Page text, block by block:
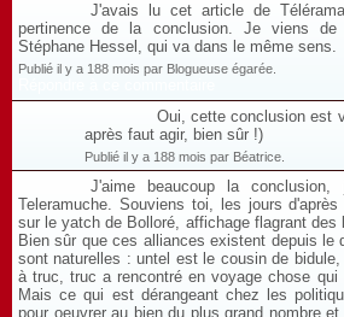
J'avais lu cet article de
pertinence de la conclusion. Je viens de
Stéphane Hessel, qui va dans le même sens.
Publié il y a 188 mois par Blogueuse égarée.
Oui, cette conclusion est
après faut agir, bien sûr !)
Publié il y a 188 mois par Béatrice.
J'aime beaucoup la
Teleramuche. Souviens toi, les jours
sur le yatch de Bolloré, affichage flagrant des
Bien sûr que ces alliances existent depuis le
sont naturelles : untel est le cousin de
à truc, truc a rencontré en voyage chose
Mais ce qui est dérangeant chez les
pour oeuvrer au bien du plus grand nombre